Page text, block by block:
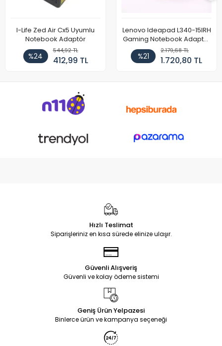
I-Life Zed Air Cx5 Uyumlu
Notebook Adaptör
%24
544,92 TL
412,99 TL
Lenovo Ideapad L340-15IRH
Gaming Notebook Adaptör
Cihazı Şarj Aleti (150W)
%21
2.179,68 TL
1.720,80 TL
Hızlı Teslimat
Siparişleriniz en kısa sürede elinize ulaşır.
Güvenli Alışveriş
Güvenli ve kolay ödeme sistemi
Geniş Ürün Yelpazesi
Binlerce ürün ve kampanya seçeneği